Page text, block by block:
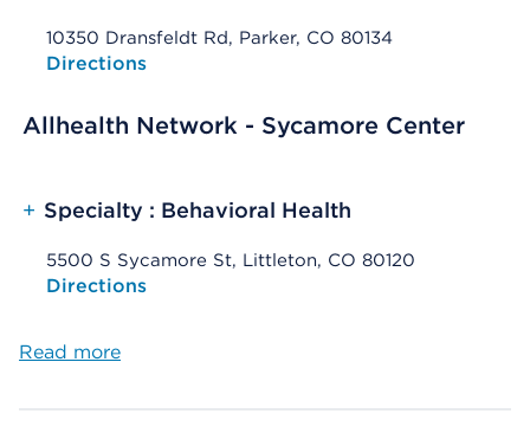
10350 Dransfeldt Rd, Parker, CO 80134
Opens native map application on mobile devices
Directions
Allhealth Network - Sycamore Center
+ Specialty : Behavioral Health
5500 S Sycamore St, Littleton, CO 80120
Opens native map application on mobile devices
Directions
Read more